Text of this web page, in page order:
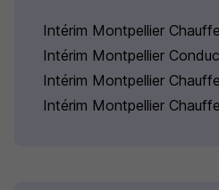
Intérim Montpellier
Intérim Montpellier
Intérim Montpellier
Intérim Montpellier